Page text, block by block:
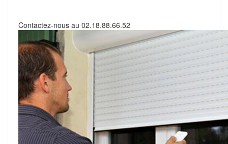
Contactez-nous au 02.18.88.66.52